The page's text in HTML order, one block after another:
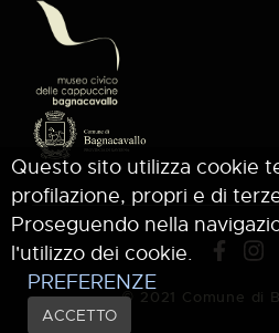
© 2021 Comune di
Questo sito utilizza cookie
profilazione, propri e di
Proseguendo nella
l'utilizzo dei cookie.
PREFERENZE
ACCETTO